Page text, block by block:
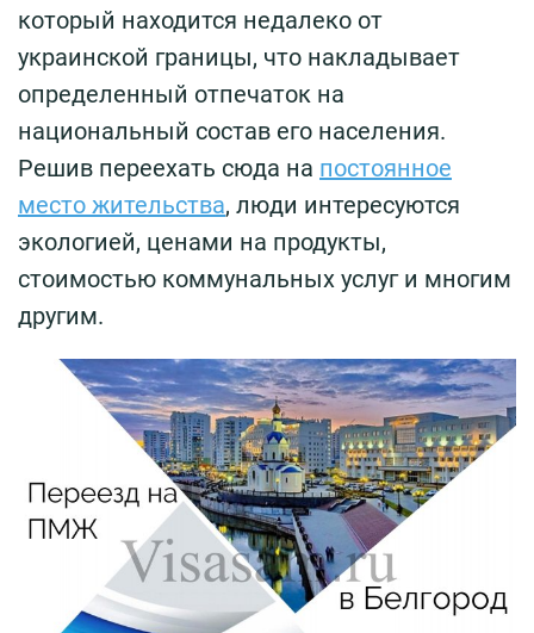
который находится недалеко от
украинской границы, что накладывает
определенный отпечаток на
национальный состав его населения.
Решив переехать сюда на постоянное
место жительства, люди интересуются
экологией, ценами на продукты,
стоимостью коммунальных услуг и многим
другим.